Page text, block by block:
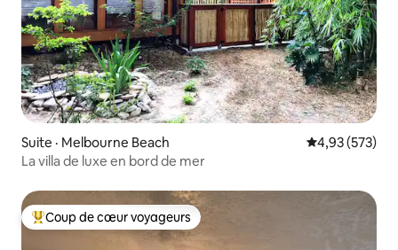
Suite · Melbourne Beach Note
4,93 (573)
La villa de luxe en bord de mer
Coup de cœur voyageurs parmi les plus aimés
Coup de cœur voyageurs